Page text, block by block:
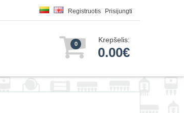
Registruotis Prisijungti
0 Krepšelis:
0.00€